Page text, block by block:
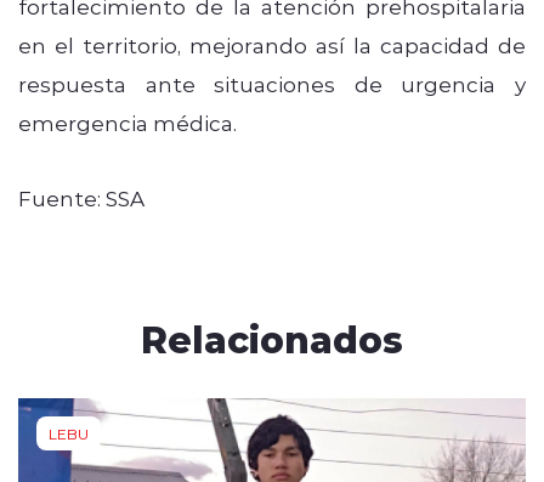
fortalecimiento de la atención prehospitalaria
en el territorio, mejorando así la capacidad de
respuesta ante situaciones de urgencia y
emergencia médica.
Fuente: SSA
Relacionados
LEBU